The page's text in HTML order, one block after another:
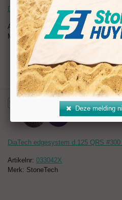
DiaTech edgesystem d.125 QRS
Artikelnr:033042
Merk: StoneTech
DiaTech edgesystem d.125 QRS
Artikelnr: 033042X
Merk: StoneTech
Deze melding